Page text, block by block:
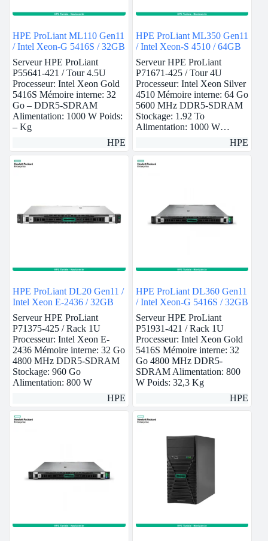
HPE ProLiant ML110 Gen11
/ Intel Xeon-G 5416S / 32GB
Serveur HPE ProLiant
P55641-421 / Tour 4.5U
Processeur: Intel Xeon Gold
5416S Mémoire interne: 32
Go – DDR5-SDRAM
Alimentation: 1000 W Poids:
– Kg
HPE
HPE ProLiant ML350 Gen11
/ Intel Xeon-S 4510 / 64GB
Serveur HPE ProLiant
P71671-425 / Tour 4U
Processeur: Intel Xeon Silver
4510 Mémoire interne: 64 Go
5600 MHz DDR5-SDRAM
Stockage: 1.92 To
Alimentation: 1000 W…
HPE
HPE ProLiant DL20 Gen11 /
Intel Xeon E-2436 / 32GB
Serveur HPE ProLiant
P71375-425 / Rack 1U
Processeur: Intel Xeon E-
2436 Mémoire interne: 32 Go
4800 MHz DDR5-SDRAM
Stockage: 960 Go
Alimentation: 800 W
HPE
HPE ProLiant DL360 Gen11
/ Intel Xeon-G 5416S / 32GB
Serveur HPE ProLiant
P51931-421 / Rack 1U
Processeur: Intel Xeon Gold
5416S Mémoire interne: 32
Go 4800 MHz DDR5-
SDRAM Alimentation: 800
W Poids: 32,3 Kg
HPE